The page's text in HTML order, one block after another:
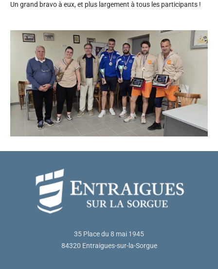
Un grand bravo à eux, et plus largement à tous les participants !
35 Place du 8 mai 1945
84320 Entraigues-sur-la-Sorgue